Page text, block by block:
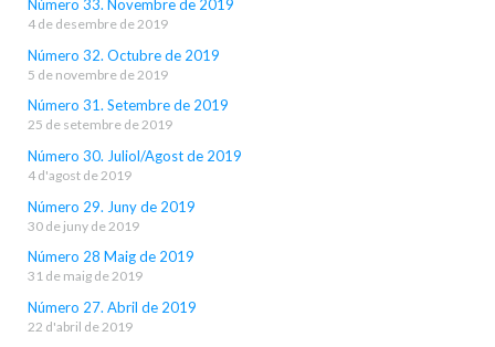
Número 33. Novembre de 2019
4 de desembre de 2019
Número 32. Octubre de 2019
5 de novembre de 2019
Número 31. Setembre de 2019
25 de setembre de 2019
Número 30. Juliol/Agost de 2019
4 d'agost de 2019
Número 29. Juny de 2019
30 de juny de 2019
Número 28 Maig de 2019
31 de maig de 2019
Número 27. Abril de 2019
22 d'abril de 2019